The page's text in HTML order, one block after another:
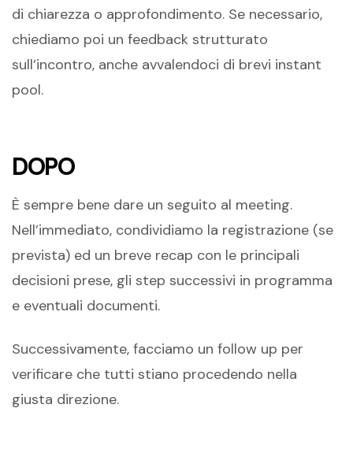
di chiarezza o approfondimento. Se necessario,
chiediamo poi un feedback strutturato
sull’incontro, anche avvalendoci di brevi instant
pool.
DOPO
È sempre bene dare un seguito al meeting.
Nell’immediato, condividiamo la registrazione (se
prevista) ed un breve recap con le principali
decisioni prese, gli step successivi in programma
e eventuali documenti.
Successivamente, facciamo un follow up per
verificare che tutti stiano procedendo nella
giusta direzione.